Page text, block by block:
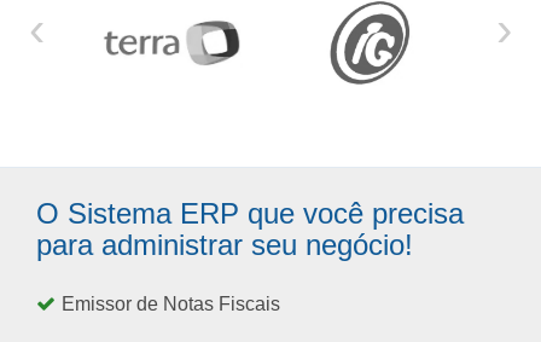
‹ ›
O Sistema ERP que você precisa
para administrar seu negócio!
Emissor de Notas Fiscais